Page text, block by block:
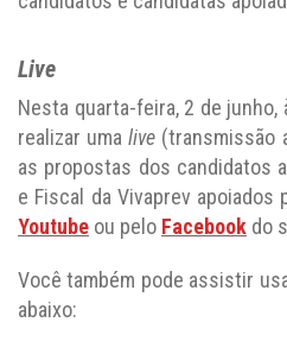
Live
Nesta quarta-feira, 2 de
realizar umalive (transmissão
as propostas dos candidatos
e Fiscal da Vivaprev apoiados
Youtube ou pelo Facebook do
Você também pode assistir
abaixo: